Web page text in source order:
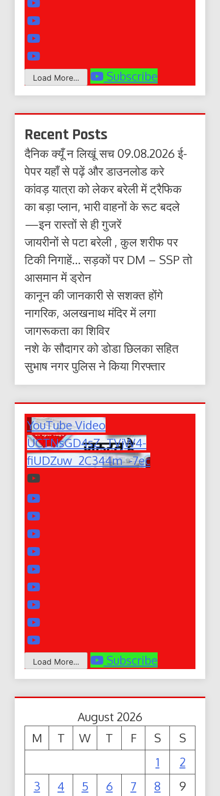
Load More... Subscribe
Recent Posts
दैनिक क्यूँ न लिखूं सच 09.08.2026 ई-
पेपर यहाँ से पढ़ें और डाउनलोड करे
कांवड़ यात्रा को लेकर बरेली में ट्रैफिक
का बड़ा प्लान, भारी वाहनों के रूट बदले
—इन रास्तों से ही गुजरें
जायरीनों से पटा बरेली , कुल शरीफ पर
टिकी निगाहें… सड़कों पर DM – SSP तो
आसमान में ड्रोन
कानून की जानकारी से सशक्त होंगे
नागरिक, अलखनाथ मंदिर में लगा
जागरूकता का शिविर
नशे के सौदागर को डोडा छिलका सहित
सुभाष नगर पुलिस ने किया गिरफ्तार
YouTube Video
UCTNsGD4sZ_TVjW4-
fiUDZuw_2C344m_-7ec
Load More... Subscribe
August 2026
M
T W T F S
S
1
2
3
4 5 6 7 8 9